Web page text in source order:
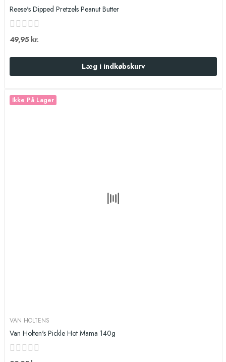
Reese's Dipped Pretzels Peanut Butter
49,95 kr.
Læg i indkøbskurv
Ikke På Lager
VAN HOLTENS
Van Holten's Pickle Hot Mama 140g